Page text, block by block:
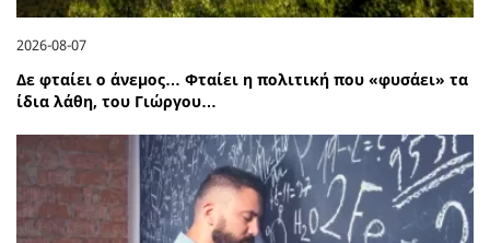
2026-08-07
Δε φταίει ο άνεμος… Φταίει η πολιτική που «φυσάει» τα
ίδια λάθη, του Γιώργου…